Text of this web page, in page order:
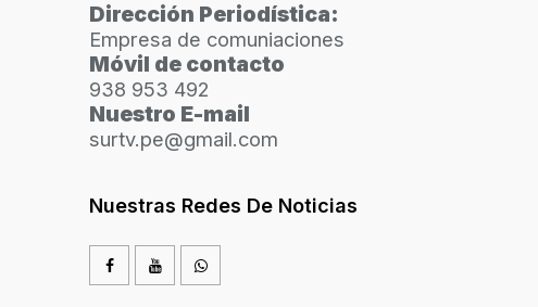
Dirección Periodística:
Empresa de comuniaciones
Móvil de contacto
938 953 492
Nuestro E-mail
surtv.pe@gmail.com
Nuestras Redes De Noticias